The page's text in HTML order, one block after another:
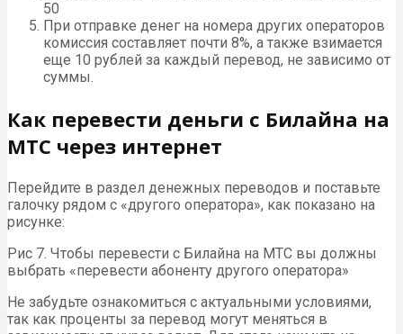
50
При отправке денег на номера других операторов
комиссия составляет почти 8%, а также взимается
еще 10 рублей за каждый перевод, не зависимо от
суммы.
Как перевести деньги с Билайна на
МТС через интернет
Перейдите в раздел денежных переводов и поставьте
галочку рядом с «другого оператора», как показано на
рисунке:
Рис 7. Чтобы перевести с Билайна на МТС вы должны
выбрать «перевести абоненту другого оператора»
Не забудьте ознакомиться с актуальными условиями,
так как проценты за перевод могут меняться в